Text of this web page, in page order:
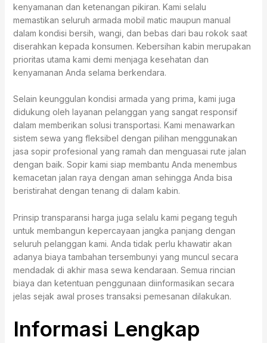
kenyamanan dan ketenangan pikiran. Kami selalu
memastikan seluruh armada mobil matic maupun manual
dalam kondisi bersih, wangi, dan bebas dari bau rokok saat
diserahkan kepada konsumen. Kebersihan kabin merupakan
prioritas utama kami demi menjaga kesehatan dan
kenyamanan Anda selama berkendara.
Selain keunggulan kondisi armada yang prima, kami juga
didukung oleh layanan pelanggan yang sangat responsif
dalam memberikan solusi transportasi. Kami menawarkan
sistem sewa yang fleksibel dengan pilihan menggunakan
jasa sopir profesional yang ramah dan menguasai rute jalan
dengan baik. Sopir kami siap membantu Anda menembus
kemacetan jalan raya dengan aman sehingga Anda bisa
beristirahat dengan tenang di dalam kabin.
Prinsip transparansi harga juga selalu kami pegang teguh
untuk membangun kepercayaan jangka panjang dengan
seluruh pelanggan kami. Anda tidak perlu khawatir akan
adanya biaya tambahan tersembunyi yang muncul secara
mendadak di akhir masa sewa kendaraan. Semua rincian
biaya dan ketentuan penggunaan diinformasikan secara
jelas sejak awal proses transaksi pemesanan dilakukan.
Informasi Lengkap